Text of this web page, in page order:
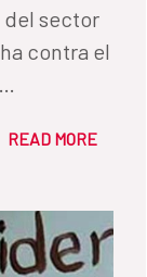
del sector
contra el
READ MORE